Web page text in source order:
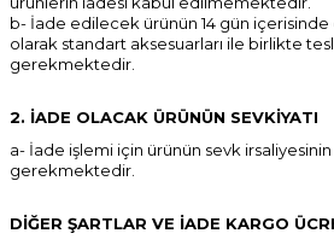
b- İade edilecek ürünün 14 gün içerisinde
olarak standart aksesuarları ile birlikte
gerekmektedir.
2. İADE OLACAK ÜRÜNÜN SEVKİYATI
a- İade işlemi için ürünün sevk
gerekmektedir.
DİĞER ŞARTLAR VE İADE KARGO